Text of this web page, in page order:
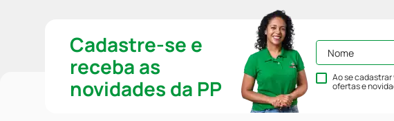
Cadastre-se e
receba as
novidades da PP
Ao se
ofertas e